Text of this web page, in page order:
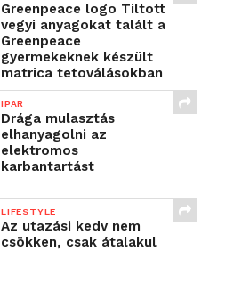
Greenpeace logo Tiltott
vegyi anyagokat talált a
Greenpeace
gyermekeknek készült
matrica tetoválásokban
IPAR
Drága mulasztás
elhanyagolni az
elektromos
karbantartást
LIFESTYLE
Az utazási kedv nem
csökken, csak átalakul